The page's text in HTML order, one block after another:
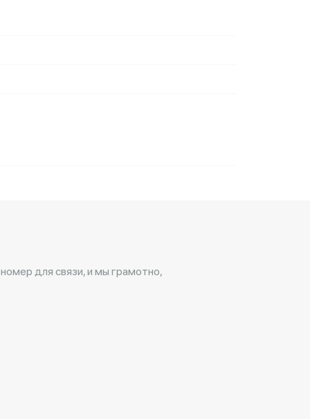
для связи, и мы грамотно,